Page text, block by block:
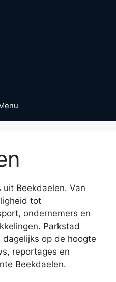
Beekdaelen. Van
tot
ondernemers en
Parkstad
op de hoogte
reportages en
Beekdaelen.